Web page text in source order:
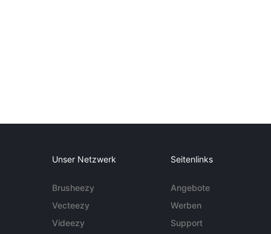
Unser Netzwerk
Brusheezy
Vecteezy
Videezy
Seitenlinks
Angebote
Werben
Support